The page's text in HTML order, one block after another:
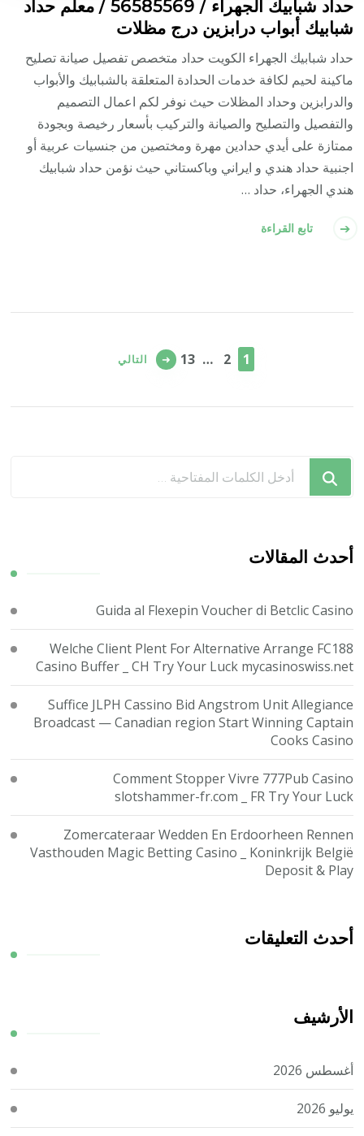
حداد شبابيك الجهراء / 56585569 / معلم حداد
شبابيك أبواب درابزين درج مظلات
حداد شبابيك الجهراء الكويت حداد متخصص تفصيل صيانة تصليح
ماكينة لحيم لكافة خدمات الحدادة المتعلقة بالشبابيك والأبواب
والدرابزين وحداد المظلات حيث نوفر لكم اعمال التصميم
والتفصيل والتصليح والصيانة والتركيب بأسعار رخيصة وبجودة
ممتازة على أيدي حدادين مهرة ومختصين من جنسيات عربية أو
اجنبية حداد هندي و ايراني وباكستاني حيث نؤمن حداد شبابيك
هندي الجهراء، حداد …
تابع القراءة
صفحة
1 صفحة
2
… صفحة
13 التالي
هل
تبحث
ما؟
أحدث المقالات
Guida al Flexepin Voucher di Betclic Casino
Welche Client Plent For Alternative Arrange FC188
Casino Buffer _ CH Try Your Luck mycasinoswiss.net
Suffice JLPH Cassino Bid Angstrom Unit Allegiance
Broadcast — Canadian region Start Winning Captain
Cooks Casino
Comment Stopper Vivre 777Pub Casino
slotshammer-fr.com _ FR Try Your Luck
Zomercateraar Wedden En Erdoorheen Rennen
Vasthouden Magic Betting Casino _ Koninkrijk België
Deposit & Play
أحدث التعليقات
الأرشيف
أغسطس 2026
يوليو 2026